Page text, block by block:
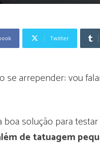
Twitter
se arrepender: vou
boa solução para
de tatuagem